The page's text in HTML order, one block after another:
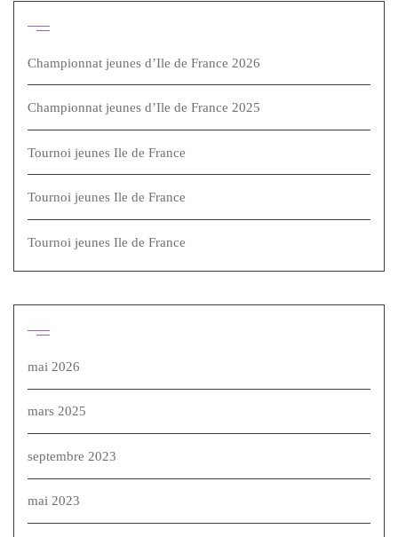
Championnat jeunes d’Ile de France 2026
Championnat jeunes d’Ile de France 2025
Tournoi jeunes Ile de France
Tournoi jeunes Ile de France
Tournoi jeunes Ile de France
mai 2026
mars 2025
septembre 2023
mai 2023